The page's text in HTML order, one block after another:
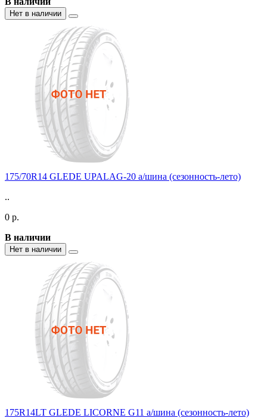
Нет в наличии
175/70R14 GLEDE UPALAG-20 а/шина (сезонность-лето)
..
0 р.
В наличии
Нет в наличии
175R14LT GLEDE LICORNE G11 а/шина (сезонность-лето)